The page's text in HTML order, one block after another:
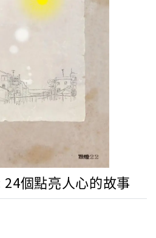
個點亮人心的故事